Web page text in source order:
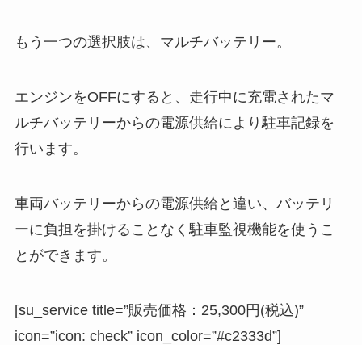
もう一つの選択肢は、マルチバッテリー。
エンジンをOFFにすると、走行中に充電されたマ
ルチバッテリーからの電源供給により駐車記録を
行います。
車両バッテリーからの電源供給と違い、バッテリ
ーに負担を掛けることなく駐車監視機能を使うこ
とができます。
[su_service title=”販売価格：25,300円(税込)”
icon=”icon: check” icon_color=”#c2333d”]